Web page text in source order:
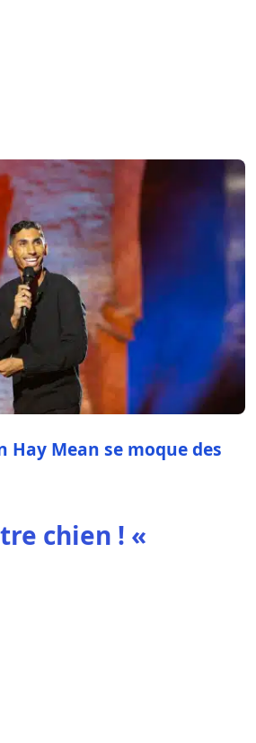
Hay Mean se moque des
chien ! «